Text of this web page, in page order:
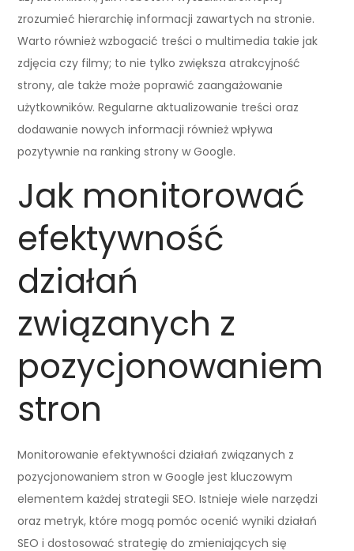
zrozumieć hierarchię informacji zawartych na stronie.
Warto również wzbogacić treści o multimedia takie jak
zdjęcia czy filmy; to nie tylko zwiększa atrakcyjność
strony, ale także może poprawić zaangażowanie
użytkowników. Regularne aktualizowanie treści oraz
dodawanie nowych informacji również wpływa
pozytywnie na ranking strony w Google.
Jak monitorować
efektywność
działań
związanych z
pozycjonowaniem
stron
Monitorowanie efektywności działań związanych z
pozycjonowaniem stron w Google jest kluczowym
elementem każdej strategii SEO. Istnieje wiele narzędzi
oraz metryk, które mogą pomóc ocenić wyniki działań
SEO i dostosować strategię do zmieniających się